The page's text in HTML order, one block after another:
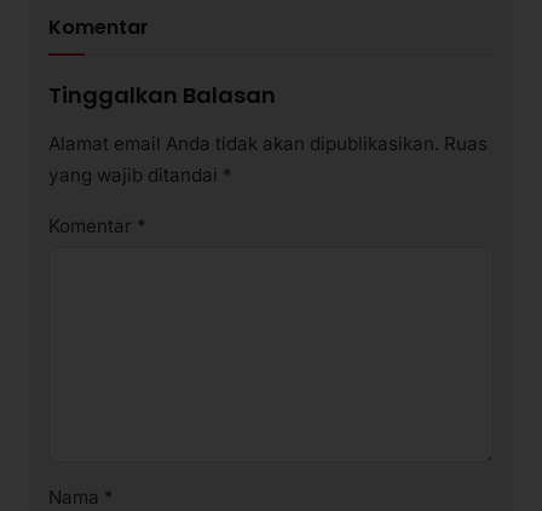
Komentar
Tinggalkan Balasan
Alamat email Anda tidak akan dipublikasikan. Ruas
yang wajib ditandai *
Komentar *
Nama *